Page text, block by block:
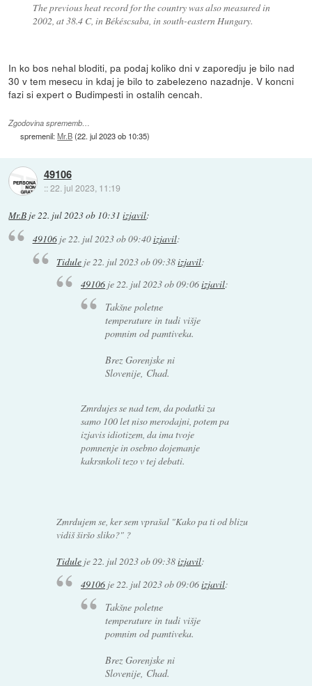
The previous heat record for the country was also measured in
2002, at 38.4 C, in Békéscsaba, in south-eastern Hungary.
In ko bos nehal bloditi, pa podaj koliko dni v zaporedju je bilo nad
30 v tem mesecu in kdaj je bilo to zabelezeno nazadnje. V koncni
fazi si expert o Budimpesti in ostalih cencah.
Zgodovina sprememb…
spremenil:Mr.B(22. jul 2023 ob 10:35)
49106
::22. jul 2023, 11:19
Mr.B je22. jul 2023 ob 10:31 izjavil:
49106je22. jul 2023 ob 09:40izjavil:
Tidule je 22. jul 2023 ob 09:38izjavil:
49106je22. jul 2023 ob 09:06izjavil:
Takšne poletne
temperature in tudi višje
pomnim od pamtiveka.
Brez Gorenjske ni
Slovenije, Chad.
Zmrdujes se nad tem, da podatki za
samo 100 let niso merodajni, potem pa
izjavis idiotizem, da ima tvoje
pomnenje in osebno dojemanje
kakrsnkoli tezo v tej debati.
Zmrdujem se, ker sem vprašal "Kako pa ti od blizu
vidiš širšo sliko?" ?
Tidule je 22. jul 2023 ob 09:38izjavil:
49106je 22. jul 2023 ob 09:06izjavil:
Takšne poletne
temperature in tudi višje
pomnim od pamtiveka.
Brez Gorenjske ni
Slovenije, Chad.